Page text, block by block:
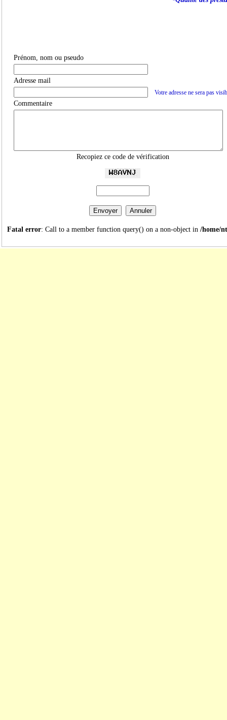
Prénom, nom ou pseudo
Adresse mail
Votre adresse ne sera pas
Commentaire
Recopiez ce code de vérification
Fatal error: Call to a member function query() on a non-object in /home/